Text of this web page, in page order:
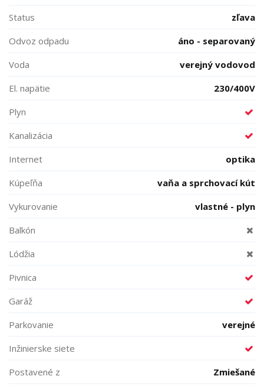
Status
zľava
Odvoz odpadu
áno - separovaný
Voda
verejný vodovod
El. napätie
230/400V
Plyn
Kanalizácia
Internet
optika
Kúpeľňa
vaňa a sprchovací kút
Vykurovanie
vlastné - plyn
Balkón
Lódžia
Pivnica
Garáž
Parkovanie
verejné
Inžinierske siete
Postavené z
Zmiešané